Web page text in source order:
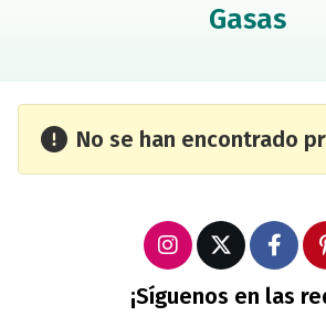
Gasas
No se han encontrado
¡Síguenos en las